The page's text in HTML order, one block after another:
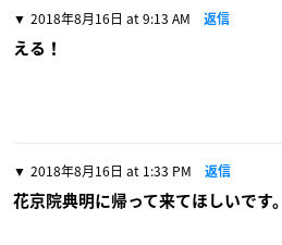
2018年8月16日 at 9:13 AM 返信
える！
2018年8月16日 at 1:33 PM 返信
花京院典明に帰って来てほしいです。